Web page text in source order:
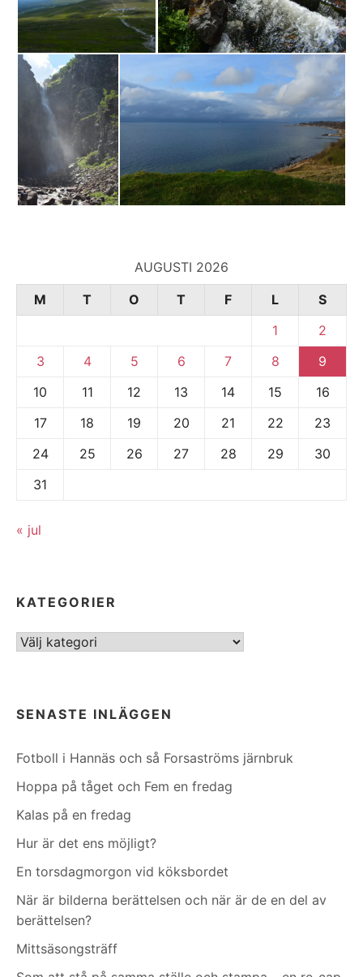
AUGUSTI 2026
M
T O T F L
S
1
2
3
4 5 6 7 8
9
10
11 12 13 14 15
16
17
18 19 20 21 22
23
24
25 26 27 28 29
30
31
« jul
KATEGORIER
Kategorier
SENASTE INLÄGGEN
Fotboll i Hannäs och så Forsaströms järnbruk
Hoppa på tåget och Fem en fredag
Kalas på en fredag
Hur är det ens möjligt?
En torsdagmorgon vid köksbordet
När är bilderna berättelsen och när är de en del av
berättelsen?
Mittsäsongsträff